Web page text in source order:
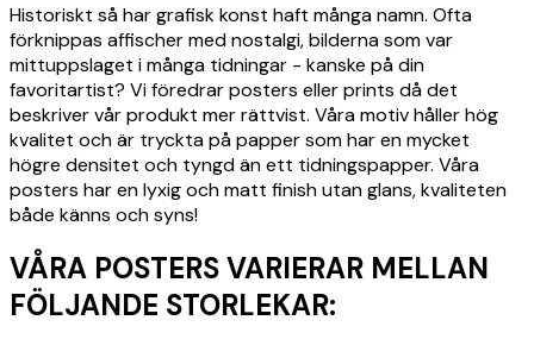
Historiskt så har grafisk konst haft många namn. Ofta
förknippas affischer med nostalgi, bilderna som var
mittuppslaget i många tidningar - kanske på din
favoritartist? Vi föredrar posters eller prints då det
beskriver vår produkt mer rättvist. Våra motiv håller hög
kvalitet och är tryckta på papper som har en mycket
högre densitet och tyngd än ett tidningspapper. Våra
posters har en lyxig och matt finish utan glans, kvaliteten
både känns och syns!
VÅRA POSTERS VARIERAR MELLAN
FÖLJANDE STORLEKAR: